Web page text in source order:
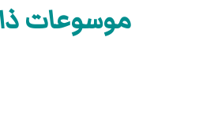
موسوعات